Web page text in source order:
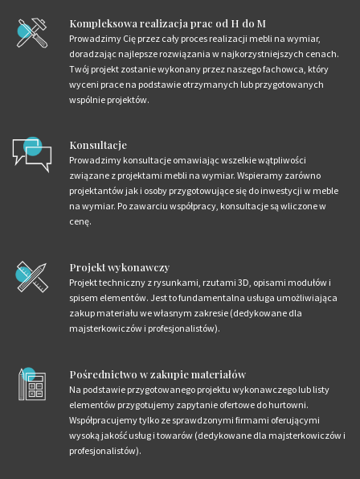
Kompleksowa realizacja prac od H do M
Prowadzimy Cię przez cały proces realizacji mebli na wymiar,
doradzając najlepsze rozwiązania w najkorzystniejszych cenach.
Twój projekt zostanie wykonany przez naszego fachowca, który
wyceni prace na podstawie otrzymanych lub przygotowanych
wspólnie projektów.
Konsultacje
Prowadzimy konsultacje omawiając wszelkie wątpliwości
związane z projektami mebli na wymiar. Wspieramy zarówno
projektantów jak i osoby przygotowujące się do inwestycji w meble
na wymiar. Po zawarciu współpracy, konsultacje są wliczone w
cenę.
Projekt wykonawczy
Projekt techniczny z rysunkami, rzutami 3D, opisami modułów i
spisem elementów. Jest to fundamentalna usługa umożliwiająca
zakup materiału we własnym zakresie (dedykowane dla
majsterkowiczów i profesjonalistów).
Pośrednictwo w zakupie materiałów
Na podstawie przygotowanego projektu wykonawczego lub listy
elementów przygotujemy zapytanie ofertowe do hurtowni.
Współpracujemy tylko ze sprawdzonymi firmami oferującymi
wysoką jakość usług i towarów (dedykowane dla majsterkowiczów i
profesjonalistów).